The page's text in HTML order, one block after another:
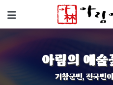
메뉴
아림의 예술
거창군민, 전국민